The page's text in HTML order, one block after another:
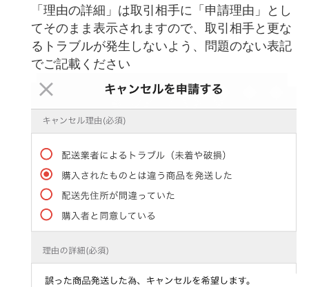
「理由の詳細」は取引相手に「申請理由」とし
てそのまま表示されますので、取引相手と更な
るトラブルが発生しないよう、問題のない表記
でご記載ください